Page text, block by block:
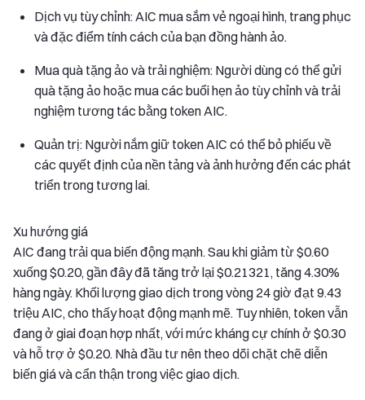
Dịch vụ tùy chỉnh: AIC mua sắm vẻ ngoại hình, trang phục
và đặc điểm tính cách của bạn đồng hành ảo.
Mua quà tặng ảo và trải nghiệm: Người dùng có thể gửi
quà tặng ảo hoặc mua các buổi hẹn ảo tùy chỉnh và trải
nghiệm tương tác bằng token AIC.
Quản trị: Người nắm giữ token AIC có thể bỏ phiếu về
các quyết định của nền tảng và ảnh hưởng đến các phát
triển trong tương lai.
Xu hướng giá
AIC đang trải qua biến động mạnh. Sau khi giảm từ $0.60
xuống $0.20, gần đây đã tăng trở lại $0.21321, tăng 4.30%
hàng ngày. Khối lượng giao dịch trong vòng 24 giờ đạt 9.43
triệu AIC, cho thấy hoạt động mạnh mẽ. Tuy nhiên, token vẫn
đang ở giai đoạn hợp nhất, với mức kháng cự chính ở $0.30
và hỗ trợ ở $0.20. Nhà đầu tư nên theo dõi chặt chẽ diễn
biến giá và cẩn thận trong việc giao dịch.